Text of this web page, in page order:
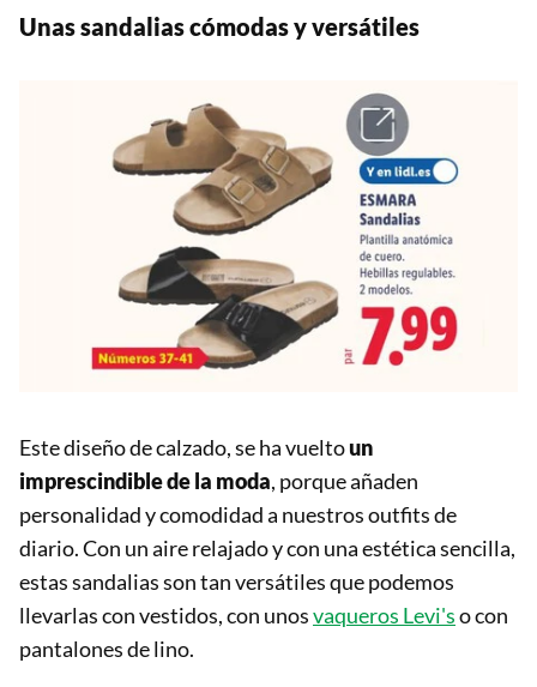
Unas sandalias cómodas y versátiles
Este diseño de calzado, se ha vueltoun
imprescindible de la moda, porque añaden
personalidad y comodidad a nuestros outfits de
diario. Con un aire relajado y con una estética sencilla,
estas sandalias son tan versátiles que podemos
llevarlas con vestidos, con unosvaqueros Levi'so con
pantalones de lino.